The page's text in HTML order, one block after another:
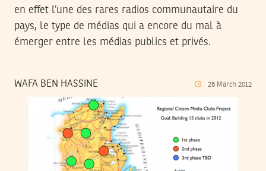
en effet l’une des rares radios communautaire du
pays, le type de médias qui a encore du mal à
émerger entre les médias publics et privés.
WAFA BEN HASSINE 26 March 2012